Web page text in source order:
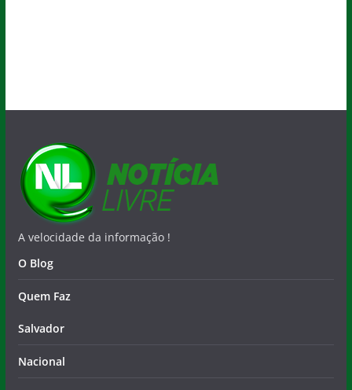
A velocidade da informação !
O Blog
Quem Faz
Salvador
Nacional